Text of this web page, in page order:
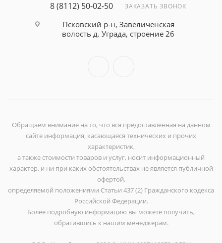
8 (8112) 50-02-50 ЗАКАЗАТЬ ЗВОНОК
Псковский р-н, Завеличенская
волость д. Уграда, строение 26
Обращаем внимание на то, что вся предоставленная на данном
сайте информация, касающаяся технических и прочих
характеристик,
а также стоимости товаров и услуг, носит информационный
характер, и ни при каких обстоятельствах не является публичной
офертой,
определяемой положениями Статьи 437 (2) Гражданского кодекса
Российской Федерации.
Более подробную информацию вы можете получить,
обратившись к нашим менеджерам.